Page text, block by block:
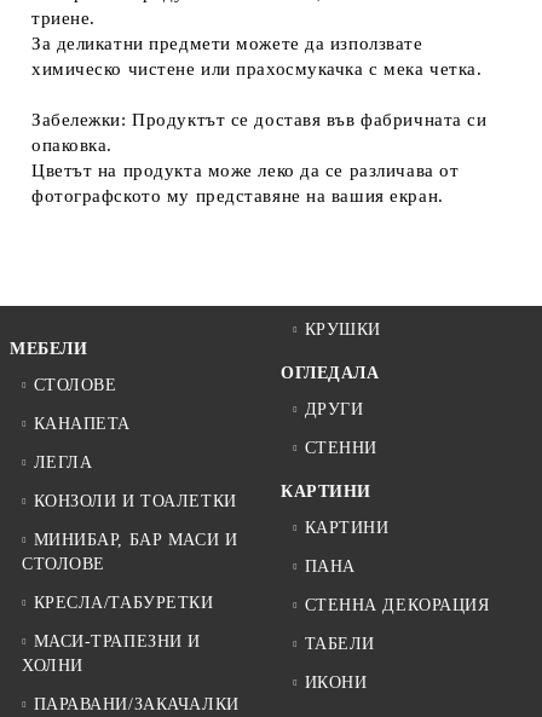
триене.
За деликатни предмети можете да използвате
химическо чистене или прахосмукачка с мека четка.
Забележки: Продуктът се доставя във фабричната си
опаковка.
Цветът на продукта може леко да се различава от
фотографското му представяне на вашия екран.
МЕБЕЛИ
СТОЛОВЕ
КАНАПЕТА
ЛЕГЛА
КОНЗОЛИ И ТОАЛЕТКИ
МИНИБАР, БАР МАСИ И
СТОЛОВЕ
КРЕСЛА/ТАБУРЕТКИ
МАСИ-ТРАПЕЗНИ И
ХОЛНИ
ПАРАВАНИ/ЗАКАЧАЛКИ
КРУШКИ
ОГЛЕДАЛА
ДРУГИ
СТЕННИ
КАРТИНИ
КАРТИНИ
ПАНА
СТЕННА ДЕКОРАЦИЯ
ТАБЕЛИ
ИКОНИ